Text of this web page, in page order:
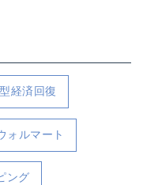
経済回復
ォルマート
ング